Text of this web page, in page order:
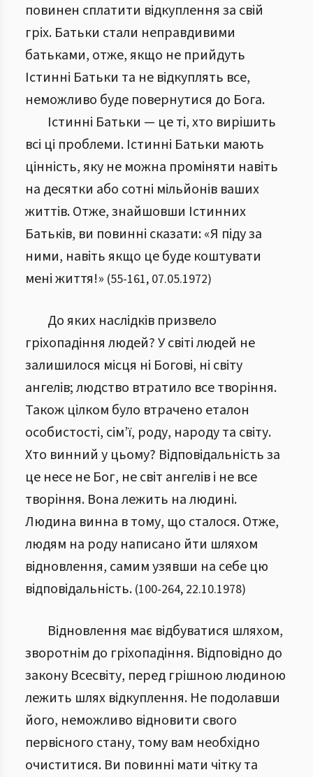
повинен сплатити відкуплення за свій
гріх. Батьки стали неправдивими
батьками, отже, якщо не прийдуть
Істинні Батьки та не відкуплять все,
неможливо буде повернутися до Бога.
Істинні Батьки — це ті, хто вирішить
всі ці проблеми. Істинні Батьки мають
цінність, яку не можна проміняти навіть
на десятки або сотні мільйонів ваших
життів. Отже, знайшовши Істинних
Батьків, ви повинні сказати: «Я піду за
ними, навіть якщо це буде коштувати
мені життя!» (55-161, 07.05.1972)
До яких наслідків призвело
гріхопадіння людей? У світі людей не
залишилося місця ні Богові, ні світу
ангелів; людство втратило все творіння.
Також цілком було втрачено еталон
особистості, сім’ї, роду, народу та світу.
Хто винний у цьому? Відповідальність за
це несе не Бог, не світ ангелів і не все
творіння. Вона лежить на людині.
Людина винна в тому, що сталося. Отже,
людям на роду написано йти шляхом
відновлення, самим узявши на себе цю
відповідальність. (100-264, 22.10.1978)
Відновлення має відбуватися шляхом,
зворотнім до гріхопадіння. Відповідно до
закону Всесвіту, перед грішною людиною
лежить шлях відкуплення. Не подолавши
його, неможливо відновити свого
первісного стану, тому вам необхідно
очиститися. Ви повинні мати чітку та